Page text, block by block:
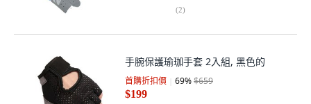
(2)
手腕保護瑜珈手套 2入組, 黑色的
首購折扣價 69%$659
$199